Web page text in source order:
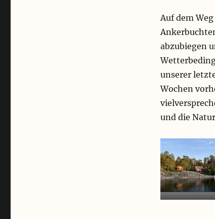
Auf dem
abzubiegen
unserer
Wochen
und die